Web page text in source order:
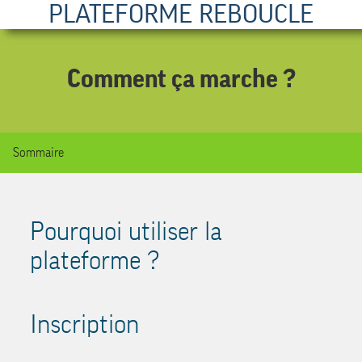
PLATEFORME REBOUCLE
Comment ça marche ?
Sommaire
Pourquoi utiliser la
plateforme ?
Inscription